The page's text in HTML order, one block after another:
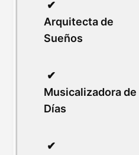
Arquitecta de
Sueños
Musicalizadora de
Días